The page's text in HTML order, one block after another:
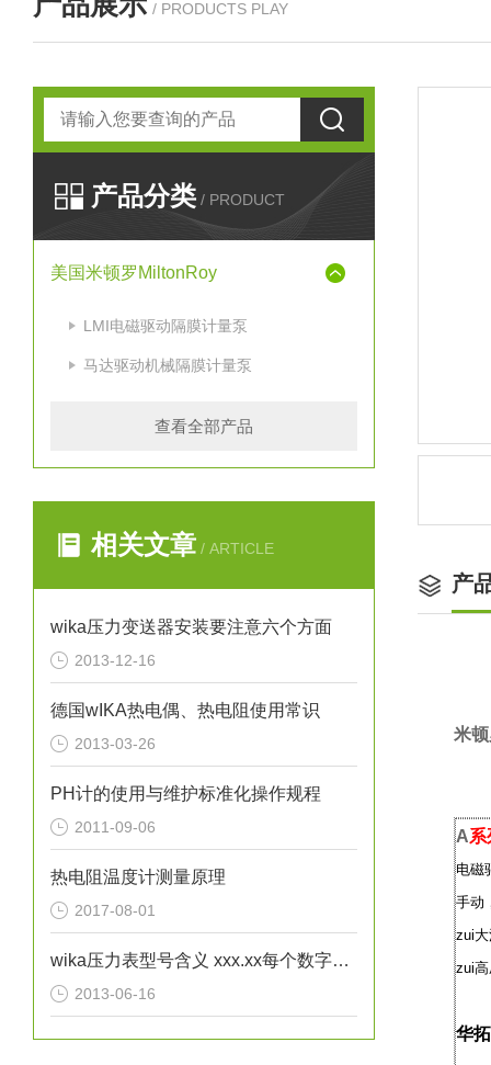
/ PRODUCTS PLAY
产品分类 / PRODUCT
美国米顿罗MiltonRoy
LMI电磁驱动隔膜计量泵
马达驱动机械隔膜计量泵
查看全部产品
相关文章 / ARTICLE
wika压力变送器安装要注意六个方面
2013-12-16
德国wIKA热电偶、热电阻使用常识
2013-03-26
PH计的使用与维护标准化操作规程
2011-09-06
热电阻温度计测量原理
2017-08-01
wika压力表型号含义 xxx.xx每个数字不一样时都代表了哪些区别？
2013-06-16
产
米
A系
电磁
手动
zui
zui
华